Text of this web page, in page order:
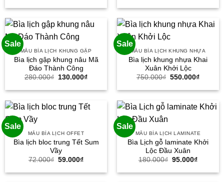
là:
tại
72.000₫.
là:
tại
Sale
MẪU BÌA LỊCH KHUNG GẬP
Bìa lịch gập khung nâu Mã
Đáo Thành Công
280.000₫
Giá
là:
130.000₫Giá
tại
130.000₫.
Sale
MẪU BÌA LỊCH KHUNG NHỰA
Bìa lịch khung nhựa Khai
Xuân Khởi Lộc
750.000₫ Giá
là:
550.000₫Giá
tại
Sale
MẪU BÌA LỊCH OFFET
Bìa lịch bloc trung Tết Sum
Vầy
72.000₫ Giá
là:
59.000₫Giá
tại
Sale
MẪU BÌA LỊCH LAMINATE
Bìa Lịch gỗ laminate Khởi
Lộc Đầu Xuân
180.000₫ Giá
là:
95.000₫Giá
tại